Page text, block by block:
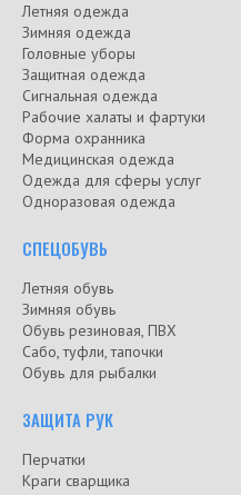
Летняя одежда
Зимняя одежда
Головные уборы
Защитная одежда
Сигнальная одежда
Рабочие халаты и фартуки
Форма охранника
Медицинская одежда
Одежда для сферы услуг
Одноразовая одежда
СПЕЦОБУВЬ
Летняя обувь
Зимняя обувь
Обувь резиновая, ПВХ
Сабо, туфли, тапочки
Обувь для рыбалки
ЗАЩИТА РУК
Перчатки
Краги сварщика